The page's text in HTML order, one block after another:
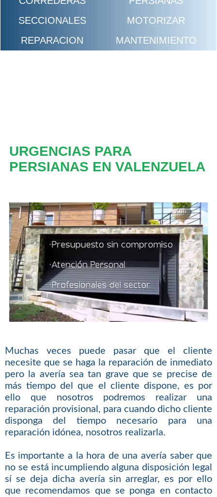
SECCIONALES
MOTORIZAR
REPARACION
MANTENIMIENTO
URGENCIAS PARA
PERSIANAS EN VALENZUELA
Muchas veces puede pasar que el cliente
necesite que se haga la reparación de inmediato
pero la avería sea tan grave que se precise de
más tiempo del que el cliente dispone, es por
ello que nosotros podremos realizar una
reparación provisional, para cuando dicho cliente
disponga del tiempo necesario para una
reparación idónea, nosotros realizarla.
Es importante a la hora de una avería saber que
no se está incumpliendo alguna disposición legal
sí se deja dicha avería sin arreglar, es por ello
que recomendamos que se ponga en contacto